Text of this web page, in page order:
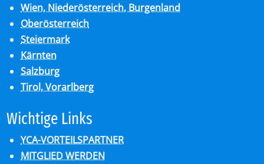
Wien, Niederösterreich, Burgenland
Oberösterreich
Steiermark
Kärnten
Salzburg
Tirol, Vorarlberg
Wich­ti­ge Links
YCA-VORTEILSPARTNER
MITGLIED WERDEN